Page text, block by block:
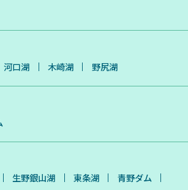
河口湖 木崎湖 野尻湖
生野銀山湖 東条湖
青野ダム